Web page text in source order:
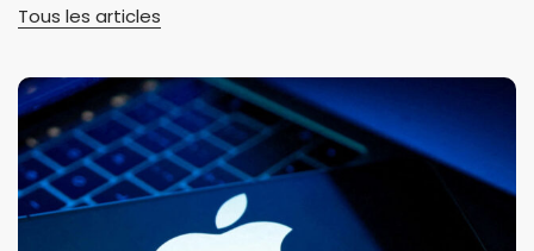
Tous les articles